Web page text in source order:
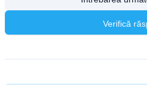
Verifică